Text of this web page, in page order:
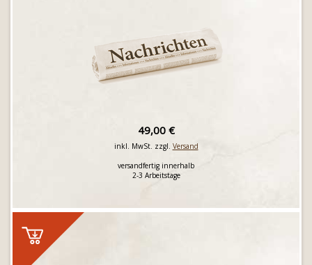
49,00 €
inkl. MwSt. zzgl. Versand
versandfertig innerhalb
2-3 Arbeitstage